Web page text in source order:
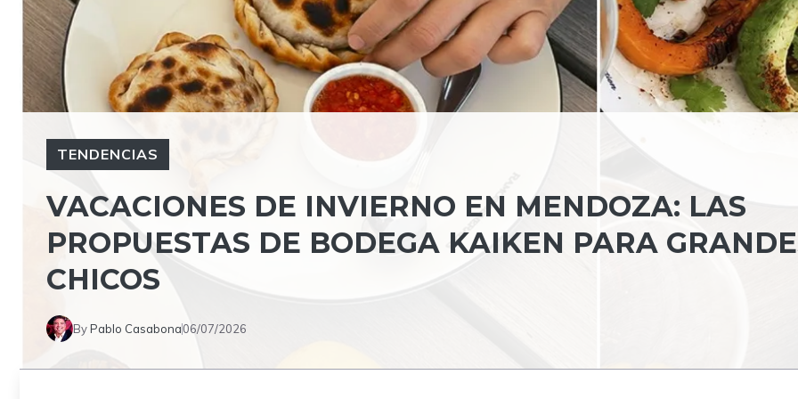
TENDENCIAS
VACACIONES DE INVIERNO EN MENDOZA: LAS
PROPUESTAS DE BODEGA KAIKEN PARA
CHICOS
ByPablo Casabona06/07/2026